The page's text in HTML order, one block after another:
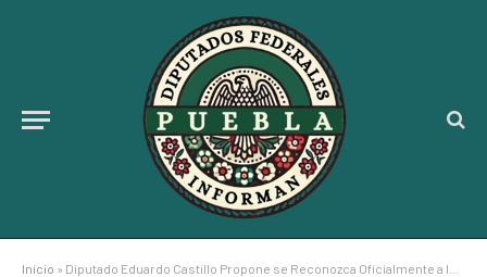
Inicio » Diputado Eduardo Castillo Propone se Reconozca Oficialmente a la Flor de Cempasúchil como un Símbolo Nacional